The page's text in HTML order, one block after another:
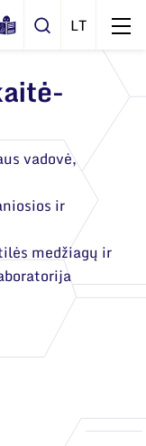
pažymėjimai
vadovė,
ir
medžiagų ir